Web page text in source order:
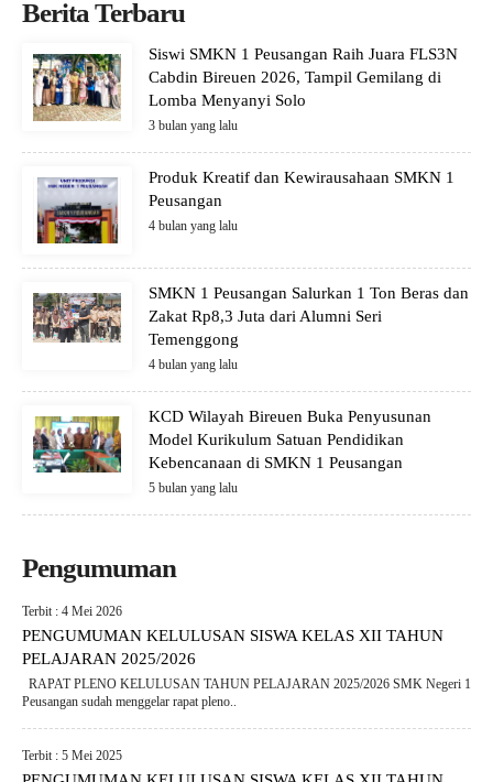
Berita Terbaru
Siswi SMKN 1 Peusangan Raih Juara FLS3N
Cabdin Bireuen 2026, Tampil Gemilang di
Lomba Menyanyi Solo
3 bulan yang lalu
Produk Kreatif dan Kewirausahaan SMKN 1
Peusangan
4 bulan yang lalu
SMKN 1 Peusangan Salurkan 1 Ton Beras dan
Zakat Rp8,3 Juta dari Alumni Seri
Temenggong
4 bulan yang lalu
KCD Wilayah Bireuen Buka Penyusunan
Model Kurikulum Satuan Pendidikan
Kebencanaan di SMKN 1 Peusangan
5 bulan yang lalu
Pengumuman
Terbit : 4 Mei 2026
PENGUMUMAN KELULUSAN SISWA KELAS XII TAHUN
PELAJARAN 2025/2026
RAPAT PLENO KELULUSAN TAHUN PELAJARAN 2025/2026 SMK Negeri 1
Peusangan sudah menggelar rapat pleno..
Terbit : 5 Mei 2025